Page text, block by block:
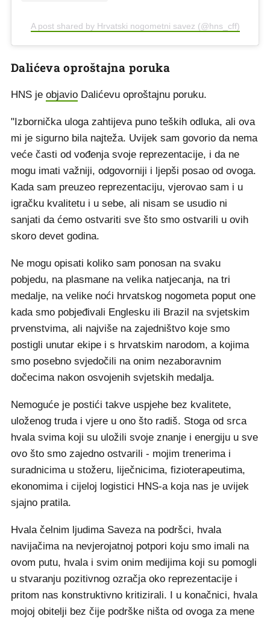
A post shared by Hrvatski nogometni savez (@hns_cff)
Dalićeva oproštajna poruka
HNS je objavio Dalićevu oproštajnu poruku.
"Izbornička uloga zahtijeva puno teških odluka, ali ova
mi je sigurno bila najteža. Uvijek sam govorio da nema
veće časti od vođenja svoje reprezentacije, i da ne
mogu imati važniji, odgovorniji i ljepši posao od ovoga.
Kada sam preuzeo reprezentaciju, vjerovao sam i u
igračku kvalitetu i u sebe, ali nisam se usudio ni
sanjati da ćemo ostvariti sve što smo ostvarili u ovih
skoro devet godina.
Ne mogu opisati koliko sam ponosan na svaku
pobjedu, na plasmane na velika natjecanja, na tri
medalje, na velike noći hrvatskog nogometa poput one
kada smo pobjeđivali Englesku ili Brazil na svjetskim
prvenstvima, ali najviše na zajedništvo koje smo
postigli unutar ekipe i s hrvatskim narodom, a kojima
smo posebno svjedočili na onim nezaboravnim
dočecima nakon osvojenih svjetskih medalja.
Nemoguće je postići takve uspjehe bez kvalitete,
uloženog truda i vjere u ono što radiš. Stoga od srca
hvala svima koji su uložili svoje znanje i energiju u sve
ovo što smo zajedno ostvarili - mojim trenerima i
suradnicima u stožeru, liječnicima, fizioterapeutima,
ekonomima i cijeloj logistici HNS-a koja nas je uvijek
sjajno pratila.
Hvala čelnim ljudima Saveza na podršci, hvala
navijačima na nevjerojatnoj potpori koju smo imali na
ovom putu, hvala i svim onim medijima koji su pomogli
u stvaranju pozitivnog ozračja oko reprezentacije i
pritom nas konstruktivno kritizirali. I u konačnici, hvala
mojoj obitelji bez čije podrške ništa od ovoga za mene